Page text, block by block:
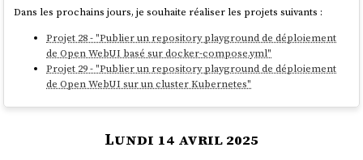
    }
]
et voici un exemple de contenu decommits:
[
ajout dealias
Le fichiersrc/server.jscontient du code spécifique en fonction
de son contexte d'exécution ("dev" ou "buildé") :
} = await import('vite');
Dans les prochains jours, je souhaite réaliser les projets suivants :
Projet 28 - "Publier un repository playground de déploiement
de Open WebUI basé sur docker-compose.yml"
Projet 29 - "Publier un repository playground de déploiement
de Open WebUI sur un cluster Kubernetes"
Lundi 14 avril 2025